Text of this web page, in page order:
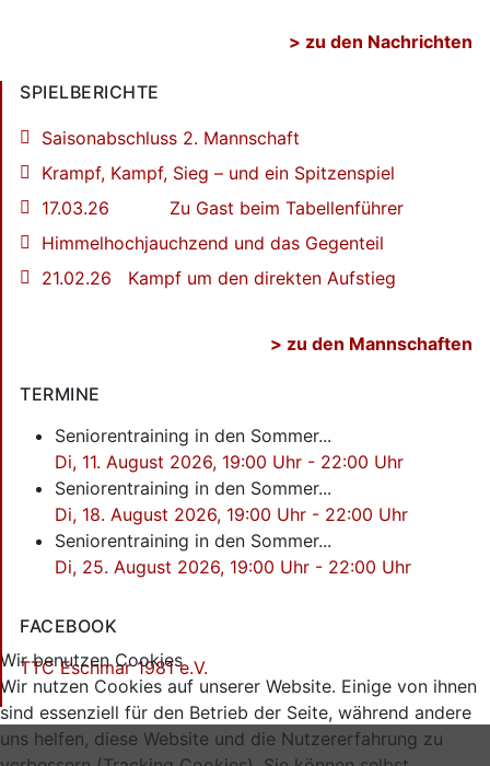
> zu den Nachrichten
SPIELBERICHTE
Saisonabschluss 2. Mannschaft
Krampf, Kampf, Sieg – und ein Spitzenspiel
17.03.26 Zu Gast beim Tabellenführer
Himmelhochjauchzend und das Gegenteil
21.02.26 Kampf um den direkten Aufstieg
> zu den Mannschaften
TERMINE
Seniorentraining in den Sommer...
Di, 11. August 2026, 19:00 Uhr - 22:00 Uhr
Seniorentraining in den Sommer...
Di, 18. August 2026, 19:00 Uhr - 22:00 Uhr
Seniorentraining in den Sommer...
Di, 25. August 2026, 19:00 Uhr - 22:00 Uhr
FACEBOOK
TTC Eschmar 1981 e.V.
Wir benutzen Cookies
Wir nutzen Cookies auf unserer Website. Einige von ihnen
sind essenziell für den Betrieb der Seite, während andere
uns helfen, diese Website und die Nutzererfahrung zu